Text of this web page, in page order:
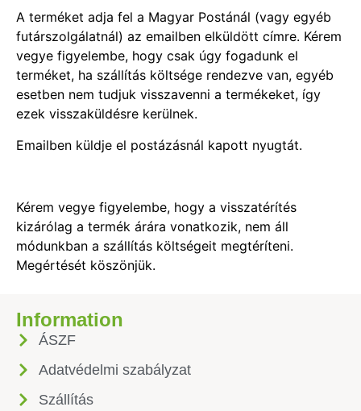
A terméket adja fel a Magyar Postánál (vagy egyéb
futárszolgálatnál) az emailben elküldött címre. Kérem
vegye figyelembe, hogy csak úgy fogadunk el
terméket, ha szállítás költsége rendezve van, egyéb
esetben nem tudjuk visszavenni a termékeket, így
ezek visszaküldésre kerülnek.
Emailben küldje el postázásnál kapott nyugtát.
Kérem vegye figyelembe, hogy a visszatérítés
kizárólag a termék árára vonatkozik, nem áll
módunkban a szállítás költségeit megtéríteni.
Megértését köszönjük.
Information
ÁSZF
Adatvédelmi szabályzat
Szállítás